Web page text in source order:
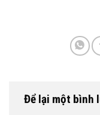
Để lại một bình